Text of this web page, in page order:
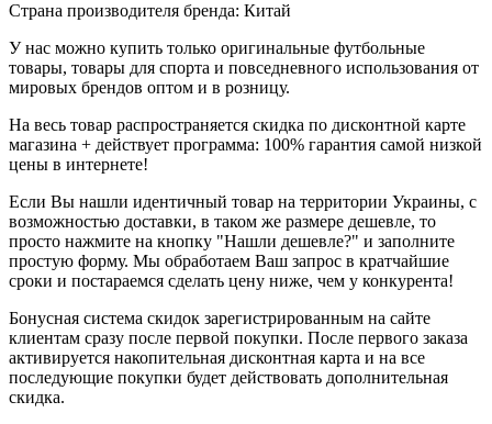
Страна производителя бренда: Китай
У нас можно купить только оригинальные футбольные
товары, товары для спорта и повседневного использования от
мировых брендов оптом и в розницу.
На весь товар распространяется скидка по дисконтной карте
магазина + действует программа: 100% гарантия самой низкой
цены в интернете!
Если Вы нашли идентичный товар на территории Украины, с
возможностью доставки, в таком же размере дешевле, то
просто нажмите на кнопку "Нашли дешевле?" и заполните
простую форму. Мы обработаем Ваш запрос в кратчайшие
сроки и постараемся сделать цену ниже, чем у конкурента!
Бонусная система скидок зарегистрированным на сайте
клиентам сразу после первой покупки. После первого заказа
активируется накопительная дисконтная карта и на все
последующие покупки будет действовать дополнительная
скидка.